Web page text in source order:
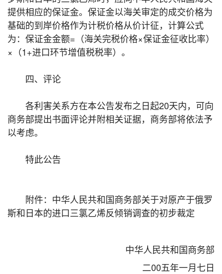
提供相应的保证金。保证金以海关审定的成交价格为
基础的到岸价格作为计税价格从价计征，计算公式
为：保证金金额=（海关完税价格×保证金征收比率）
×（1+进口环节增值税税率）。
四、评论
各利害关系方在本公告发布之日起20天内，可向
商务部提出书面评论并附相关证据，商务部将依法予
以考虑。
特此公告
附件：中华人民共和国商务部关于对原产于俄罗
斯和日本的进口三氯乙烯反倾销调查的初步裁定
中华人民共和国商务部
二00五年一月七日